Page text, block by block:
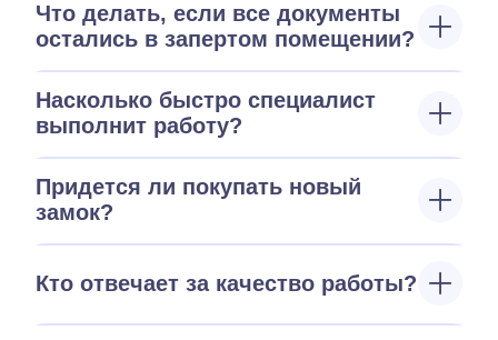
Что делать, если все документы
остались в запертом помещении?
Насколько быстро специалист
выполнит работу?
Придется ли покупать новый
замок?
Кто отвечает за качество работы?